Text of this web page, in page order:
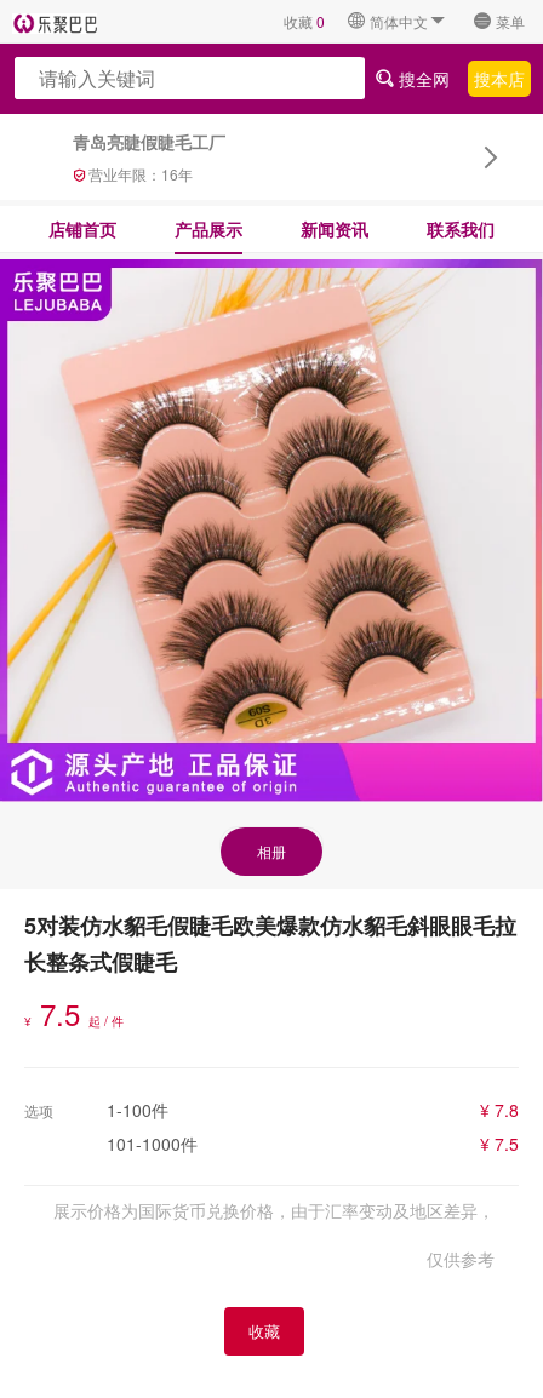
收藏0 简体中文 菜单
青岛亮睫假睫毛工厂
营业年限： 16年
搜全网 搜本店
店铺首页 产品展示 新闻资讯 联系我们
相册
5对装仿水貂毛假睫毛欧美爆款仿水貂毛斜眼眼毛拉
长整条式假睫毛
¥ 7.5 起 / 件
选项 1-100件
¥ 7.8
101-1000件
¥ 7.5
展示价格为国际货币兑换价格，由于汇率变动及地区差异，
仅供参考
收藏